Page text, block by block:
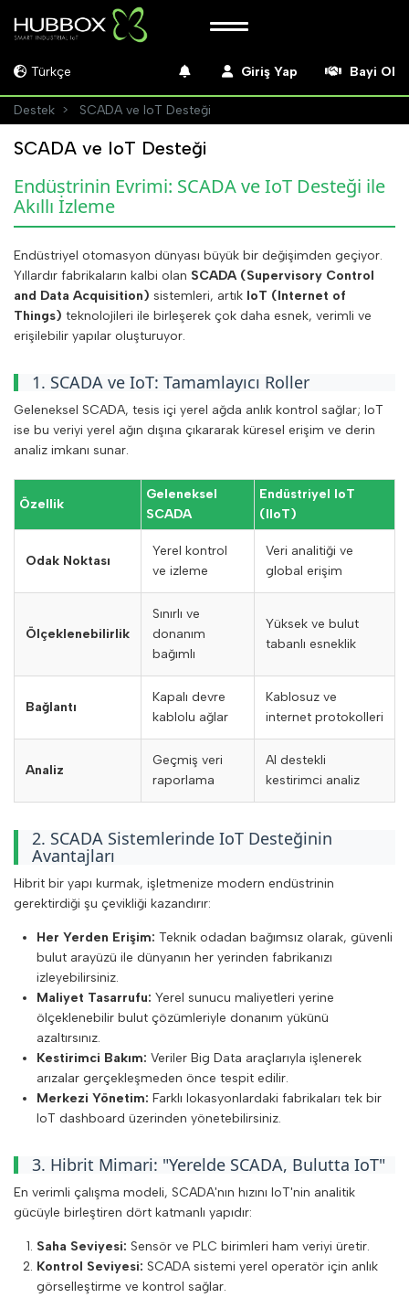
Türkçe Giriş Yap Bayi Ol
Destek SCADA ve IoT Desteği
SCADA ve IoT Desteği
Endüstrinin Evrimi: SCADA ve IoT Desteği ile
Akıllı İzleme
Endüstriyel otomasyon dünyası büyük bir değişimden geçiyor.
Yıllardır fabrikaların kalbi olan SCADA (Supervisory Control
and Data Acquisition) sistemleri, artık IoT (Internet of
Things) teknolojileri ile birleşerek çok daha esnek, verimli ve
erişilebilir yapılar oluşturuyor.
1. SCADA ve IoT: Tamamlayıcı Roller
Geleneksel SCADA, tesis içi yerel ağda anlık kontrol sağlar; IoT
ise bu veriyi yerel ağın dışına çıkararak küresel erişim ve derin
analiz imkanı sunar.
Özellik
Geleneksel
SCADA
Endüstriyel IoT
(IIoT)
Odak Noktası
Yerel kontrol
ve izleme
Veri analitiği ve
global erişim
Ölçeklenebilirlik
Sınırlı ve
donanım
bağımlı
Yüksek ve bulut
tabanlı esneklik
Bağlantı
Kapalı devre
kablolu ağlar
Kablosuz ve
internet protokolleri
Analiz
Geçmiş veri
raporlama
AI destekli
kestirimci analiz
2. SCADA Sistemlerinde IoT Desteğinin
Avantajları
Hibrit bir yapı kurmak, işletmenize modern endüstrinin
gerektirdiği şu çevikliği kazandırır:
Her Yerden Erişim: Teknik odadan bağımsız olarak, güvenli
bulut arayüzü ile dünyanın her yerinden fabrikanızı
izleyebilirsiniz.
Maliyet Tasarrufu: Yerel sunucu maliyetleri yerine
ölçeklenebilir bulut çözümleriyle donanım yükünü
azaltırsınız.
Kestirimci Bakım: Veriler Big Data araçlarıyla işlenerek
arızalar gerçekleşmeden önce tespit edilir.
Merkezi Yönetim: Farklı lokasyonlardaki fabrikaları tek bir
IoT dashboard üzerinden yönetebilirsiniz.
3. Hibrit Mimari: "Yerelde SCADA, Bulutta IoT"
En verimli çalışma modeli, SCADA'nın hızını IoT'nin analitik
gücüyle birleştiren dört katmanlı yapıdır:
Saha Seviyesi: Sensör ve PLC birimleri ham veriyi üretir.
Kontrol Seviyesi: SCADA sistemi yerel operatör için anlık
görselleştirme ve kontrol sağlar.